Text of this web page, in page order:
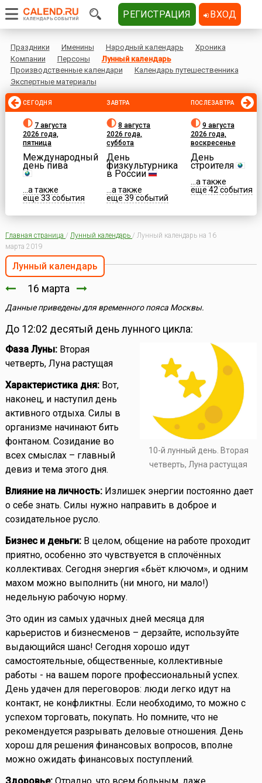
Праздники Именины Народный календарь
Хроника
Компании
Персоны
Лунный календарь
Производственные календари
Календарь путешественника
Экспертные материалы
СЕГОДНЯ
7 августа
2026 года,
пятница
Международный
день пива
...а также
еще 33 события
ЗАВТРА
8 августа
2026 года,
суббота
День
физкультурника
в России
...а также
еще 39 событий
ПОСЛЕЗАВТРА
9 августа
2026 года,
воскресенье
День
строителя
...а также
еще 42 события
Главная страница / Лунный календарь / Лунный календарь на 16
марта 2019
Лунный календарь
16 марта
Данные приведены для временного пояса Москвы.
До 12:02 десятый день лунного цикла:
10-й лунный день. Вторая
четверть, Луна растущая
Фаза Луны: Вторая
четверть, Луна растущая
Характеристика дня:Вот,
наконец, и наступил день
активного отдыха. Силы в
организме начинают бить
фонтаном. Созидание во
всех смыслах – главный
девиз и тема этого дня.
Влияние на личность:Излишек энергии постоянно дает
о себе знать. Силы нужно направить в доброе и
созидательное русло.
Бизнес и деньги:В целом, общение на работе проходит
приятно, особенно это чувствуется в сплочённых
коллективах. Сегодня энергия «бьёт ключом», и одним
махом можно выполнить (ни много, ни мало!)
недельную рабочую норму.
Это один из самых удачных дней месяца для
карьеристов и бизнесменов – дерзайте, используйте
выдающийся шанс! Сегодня хорошо идут
самостоятельные, общественные, коллективные
работы - на вашем пороге профессиональный успех.
День удачен для переговоров: люди легко идут на
контакт, не конфликтны. Если необходимо, то можно с
успехом торговать, покупать. Но помните, что не
рекомендуется разрывать деловые отношения. День
хорош для решения финансовых вопросов, вполне
можно ожидать финансовых поступлений.
РЕГИСТРАЦИЯ ВХОД